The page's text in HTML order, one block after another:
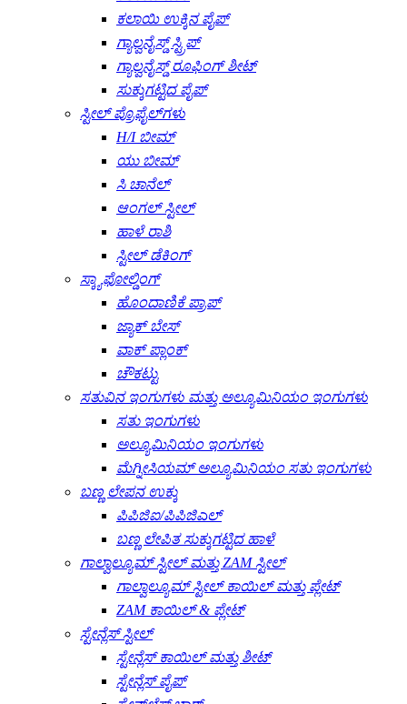
ಕಲಾಯಿ ಉಕ್ಕಿನ ಪೈಪ್
ಗ್ಯಾಲ್ವನೈಸ್ಡ್ ಸ್ಟ್ರಿಪ್
ಗ್ಯಾಲ್ವನೈಸ್ಡ್ ರೂಫಿಂಗ್ ಶೀಟ್
ಸುಕ್ಕುಗಟ್ಟಿದ ಪೈಪ್
ಸ್ಟೀಲ್ ಪ್ರೊಫೈಲ್‌ಗಳು
H/I ಬೀಮ್
ಯು ಬೀಮ್
ಸಿ ಚಾನೆಲ್
ಆಂಗಲ್ ಸ್ಟೀಲ್
ಹಾಳೆ ರಾಶಿ
ಸ್ಟೀಲ್ ಡೆಕಿಂಗ್
ಸ್ಕ್ಯಾಫೋಲ್ಡಿಂಗ್
ಹೊಂದಾಣಿಕೆ ಪ್ರಾಪ್
ಜ್ಯಾಕ್ ಬೇಸ್
ವಾಕ್ ಪ್ಲಾಂಕ್
ಚೌಕಟ್ಟು
ಸತುವಿನ ಇಂಗುಗಳು ಮತ್ತು ಅಲ್ಯೂಮಿನಿಯಂ ಇಂಗುಗಳು
ಸತು ಇಂಗುಗಳು
ಅಲ್ಯೂಮಿನಿಯಂ ಇಂಗುಗಳು
ಮೆಗ್ನೀಸಿಯಮ್ ಅಲ್ಯೂಮಿನಿಯಂ ಸತು ಇಂಗುಗಳು
ಬಣ್ಣ ಲೇಪನ ಉಕ್ಕು
ಪಿಪಿಜಿಐ/ಪಿಪಿಜಿಎಲ್
ಬಣ್ಣ ಲೇಪಿತ ಸುಕ್ಕುಗಟ್ಟಿದ ಹಾಳೆ
ಗಾಲ್ವಾಲ್ಯೂಮ್ ಸ್ಟೀಲ್ ಮತ್ತು ZAM ಸ್ಟೀಲ್
ಗಾಲ್ವಾಲ್ಯೂಮ್ ಸ್ಟೀಲ್ ಕಾಯಿಲ್ ಮತ್ತು ಪ್ಲೇಟ್
ZAM ಕಾಯಿಲ್ & ಪ್ಲೇಟ್
ಸ್ಟೇನ್ಲೆಸ್ ಸ್ಟೀಲ್
ಸ್ಟೇನ್ಲೆಸ್ ಕಾಯಿಲ್ ಮತ್ತು ಶೀಟ್
ಸ್ಟೇನ್ಲೆಸ್ ಪೈಪ್